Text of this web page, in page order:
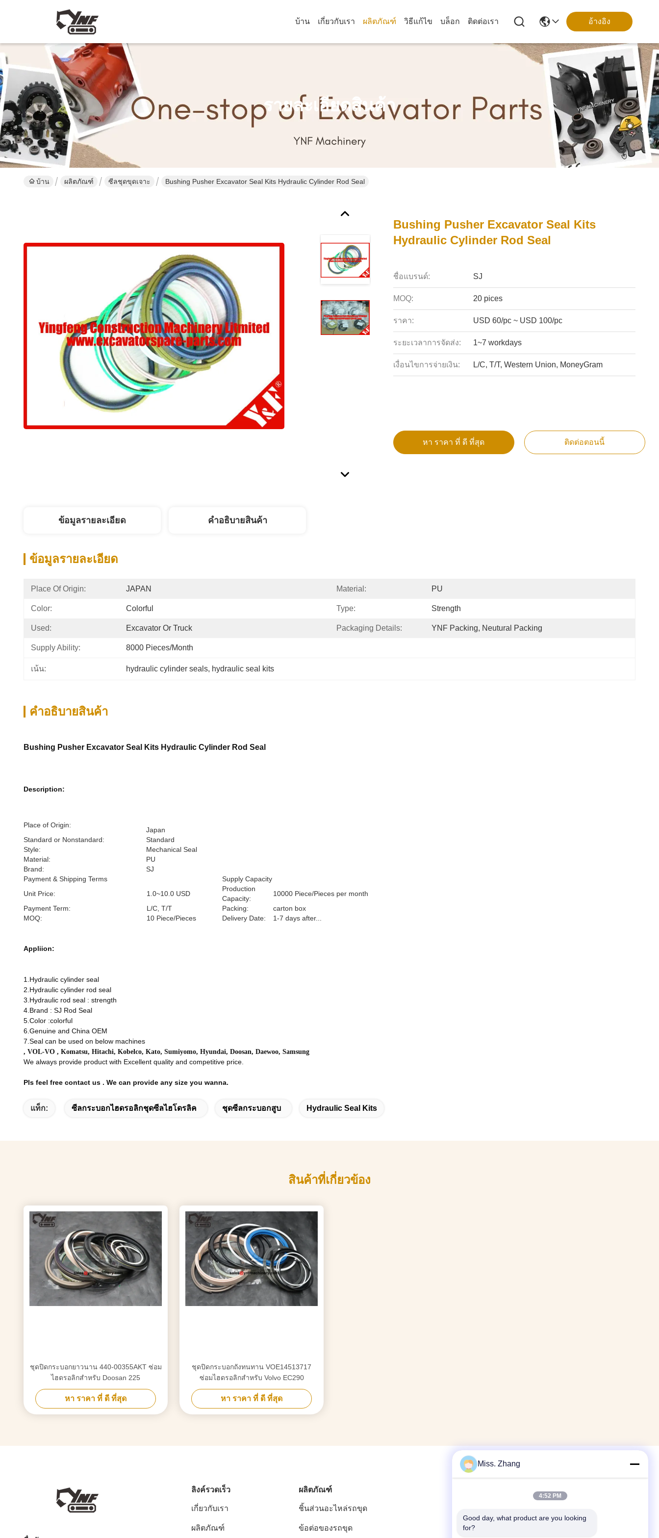
บ้าน เกี่ยวกับเรา ผลิตภัณฑ์ วิธีแก้ไข บล็อก ติดต่อเรา อ้างอิง
รายละเอียดสินค้า
บ้าน ผลิตภัณฑ์ ซีลชุดขุดเจาะ Bushing Pusher Excavator Seal Kits Hydraulic Cylinder Rod Seal
Bushing Pusher Excavator Seal Kits
Hydraulic Cylinder Rod Seal
ชื่อแบรนด์: SJ
MOQ: 20 pices
ราคา: USD 60/pc ~ USD 100/pc
ระยะเวลาการจัดส่ง: 1~7 workdays
เงื่อนไขการจ่ายเงิน: L/C, T/T, Western Union, MoneyGram
หา ราคา ที่ ดี ที่สุด ติดต่อตอนนี้
ข้อมูลรายละเอียด คําอธิบายสินค้า
ข้อมูลรายละเอียด
Place Of Origin: JAPAN Material: PU
Color: Colorful Type: Strength
Used: Excavator Or Truck Packaging Details: YNF Packing, Neutural Packing
Supply Ability: 8000 Pieces/month
เน้น: hydraulic cylinder seals, hydraulic seal kits
คําอธิบายสินค้า
Bushing Pusher Excavator Seal Kits Hydraulic Cylinder Rod Seal
Description:
Place of Origin:
Japan
Standard or Nonstandard:
Standard
Style:
Mechanical Seal
Material:
PU
Brand:
SJ
Payment & Shipping Terms
Supply Capacity
Unit Price:
1.0~10.0 USD
Production
Capacity:
10000 Piece/Pieces per month
Payment Term:
L/C, T/T Packing:
carton box
MOQ:
10 Piece/Pieces Delivery Date: 1-7 days after...
Appliion:
1.Hydraulic cylinder seal
2.Hydraulic cylinder rod seal
3.Hydraulic rod seal : strength
4.Brand : SJ Rod Seal
5.Color :colorful
6.Genuine and China OEM
7.Seal can be used on below machines
, VOL-VO , Komatsu, Hitachi, Kobelco, Kato, Sumiyomo, Hyundai, Doosan, Daewoo, Samsung
We always provide product with Excellent quality and competitive price.
Pls feel free contact us . We can provide any size you wanna.
แท็ก: ซีลกระบอกไฮดรอลิกชุดซีลไฮโดรลิค ชุดซีลกระบอกสูบ Hydraulic Seal Kits
สินค้าที่เกี่ยวข้อง
ชุดปิดกระบอกยาวนาน 440-00355AKT ซ่อม
ไฮดรอลิกสําหรับ Doosan 225
หา ราคา ที่ ดี ที่สุด
ชุดปิดกระบอกถังทนทาน VOE14513717
ซ่อมไฮดรอลิกสําหรับ Volvo EC290
หา ราคา ที่ ดี ที่สุด
ลิงค์รวดเร็ว
เกี่ยวกับเรา
ผลิตภัณฑ์
ผลิตภัณฑ์
ชิ้นส่วนอะไหล่รถขุด
ข้อต่อของรถขุด
86-177-44909388
Miss. Zhang
4:52 PM
Good day, what product are you looking
for?